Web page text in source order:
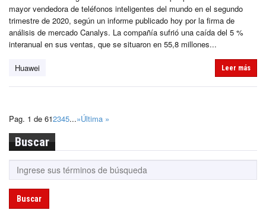
mayor vendedora de teléfonos inteligentes del mundo en el segundo
trimestre de 2020, según un informe publicado hoy por la firma de
análisis de mercado Canalys. La compañía sufrió una caída del 5 %
interanual en sus ventas, que se situaron en 55,8 millones...
Huawei Leer más
Pag. 1 de 612345...»Última »
Buscar
Buscar